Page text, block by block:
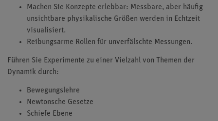
Machen Sie Konzepte erlebbar: Messbare, aber häufig
unsichtbare physikalische Größen werden in Echtzeit
visualisiert.
Reibungsarme Rollen für unverfälschte Messungen.
Führen Sie Experimente zu einer Vielzahl von Themen der
Dynamik durch:
Bewegungslehre
Newtonsche Gesetze
Schiefe Ebene